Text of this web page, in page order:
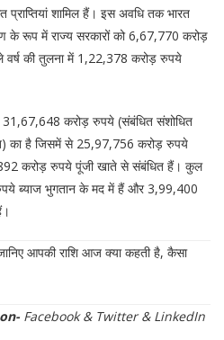
शामिल हैं। इस अवधि तक भारत
के रूप में राज्य सरकारों को 6,67,770 करोड़
वर्ष की तुलना में 1,22,378 करोड़ रुपये
31,67,648 करोड़ रुपये (संबंधित संशोधित
का है जिसमें से 25,97,756 करोड़ रुपये
करोड़ रुपये पूंजी खाते से संबंधित हैं। कुल
ब्याज भुगतान के मद में हैं और 3,99,400
आपकी राशि आज क्या कहती है, कैसा
Facebook& Twitter& LinkedIn